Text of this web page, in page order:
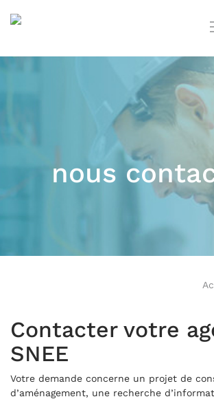
nous
Contacter votre
SNEE
Votre demande concerne un projet de
d’aménagement, une recherche